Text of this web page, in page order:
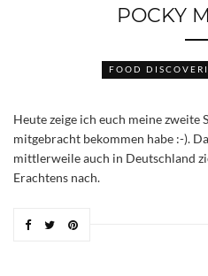
POCKY
FOOD
Heute zeige ich euch meine zweite
mitgebracht bekommen habe :-).
mittlerweile auch in Deutschland
Erachtens nach.